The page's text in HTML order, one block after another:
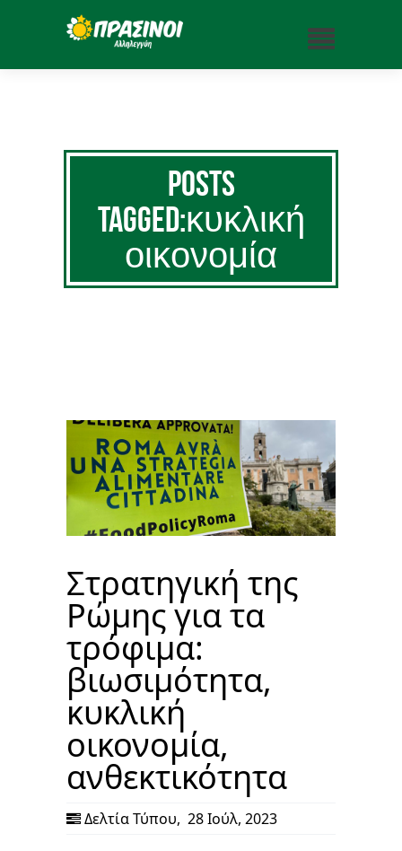
Posts
Tagged:κυκλική
οικονομία
Στρατηγική της
Ρώμης για τα
τρόφιμα:
βιωσιμότητα,
κυκλική
οικονομία,
ανθεκτικότητα
Δελτία Τύπου, 28 Ιούλ, 2023